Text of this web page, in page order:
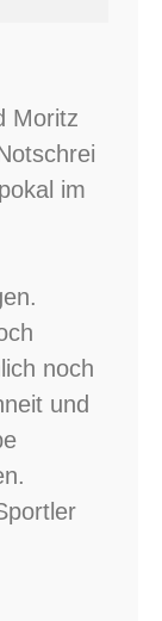
Moritz
im
noch
und